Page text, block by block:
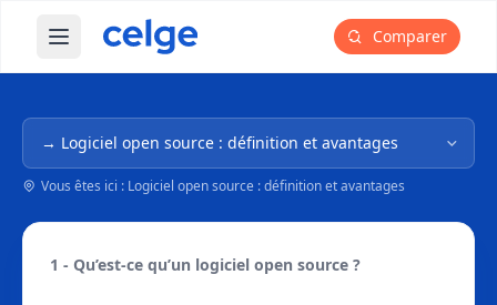
Ouvrir le menu principal Comparer
Navigation dans l'arborescence
Vous êtes ici : Logiciel open source : définition et avantages
1 - Qu’est-ce qu’un logiciel open source ?